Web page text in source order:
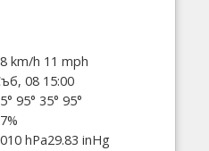
km/h 11 mph
08 15:00
95° 35° 95°
hPa29.83 inHg